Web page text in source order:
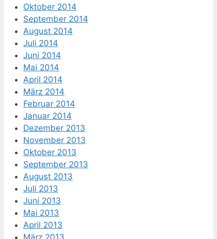
Oktober 2014
September 2014
August 2014
Juli 2014
Juni 2014
Mai 2014
April 2014
März 2014
Februar 2014
Januar 2014
Dezember 2013
November 2013
Oktober 2013
September 2013
August 2013
Juli 2013
Juni 2013
Mai 2013
April 2013